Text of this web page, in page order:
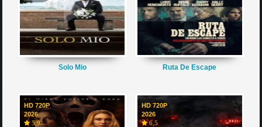
Solo Mio Ruta De Escape
HD 720P
2026
5,9
HD 720P
2026
6,5